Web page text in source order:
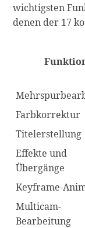
wichtigsten
denen der 17
Farbkorrektur
Titelerstellung
Effekte und
Übergänge
Keyframe-
Multicam-
Bearbeitung